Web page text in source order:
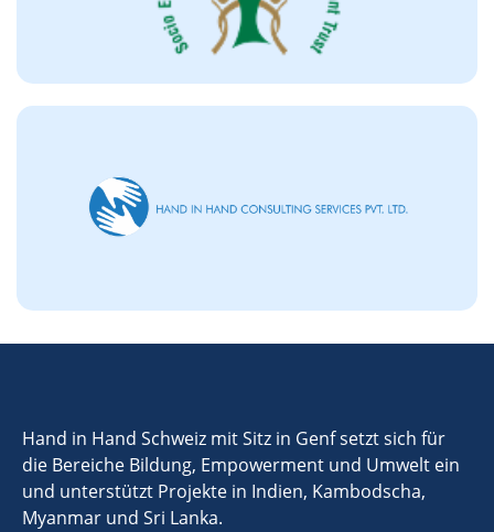
Hand in Hand Schweiz mit Sitz in Genf setzt sich für
die Bereiche Bildung, Empowerment und Umwelt ein
und unterstützt Projekte in Indien, Kambodscha,
Myanmar und Sri Lanka.